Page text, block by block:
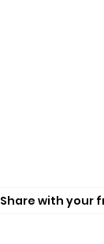
Share with your